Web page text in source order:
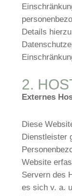
Details
2.
Externes
Diese
Dienstleister
Website
Servern des
es sich v. a.